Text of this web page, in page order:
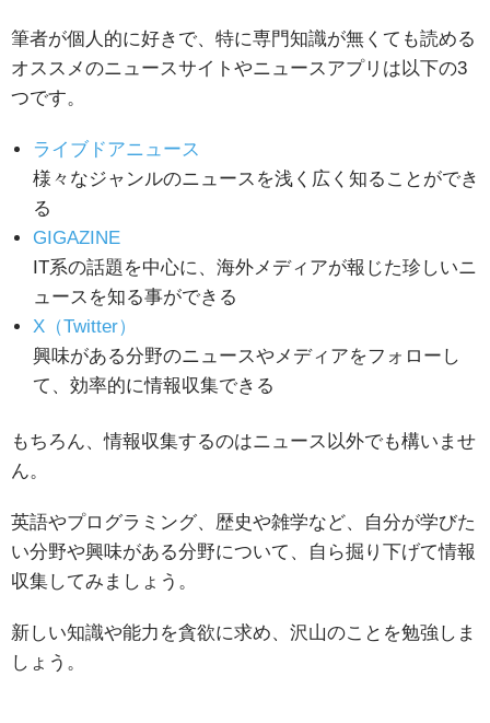
筆者が個人的に好きで、特に専門知識が無くても読める
オススメのニュースサイトやニュースアプリは以下の3
つです。
ライブドアニュース
様々なジャンルのニュースを浅く広く知ることができ
る
GIGAZINE
IT系の話題を中心に、海外メディアが報じた珍しいニ
ュースを知る事ができる
X（Twitter）
興味がある分野のニュースやメディアをフォローし
て、効率的に情報収集できる
もちろん、情報収集するのはニュース以外でも構いませ
ん。
英語やプログラミング、歴史や雑学など、自分が学びた
い分野や興味がある分野について、自ら掘り下げて情報
収集してみましょう。
新しい知識や能力を貪欲に求め、沢山のことを勉強しま
しょう。